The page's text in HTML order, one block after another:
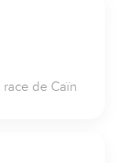
de Caïn